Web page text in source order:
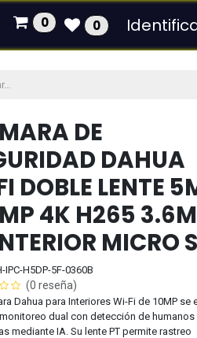
0 0
DE
DAHUA
DOBLE LENTE
4K H265
MICRO
IPC-H5DP-5F-0360B
(0 reseña)
Dahua para Interiores Wi-Fi de 10MP se
dual con detección de humanos
mediante IA. Su lente PT permite rastreo